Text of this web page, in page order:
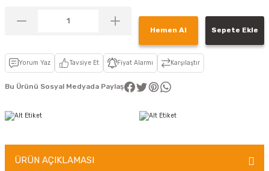
Hemen Al Sepete Ekle
Yorum Yaz Tavsiye Et Fiyat Alarmı Karşılaştır
Bu Ürünü Sosyal Medyada Paylaş
ÜRÜN AÇIKLAMASI